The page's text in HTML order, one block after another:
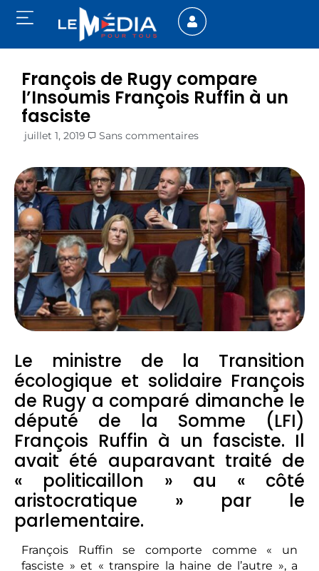
François de Rugy compare
l’Insoumis François Ruffin à un
fasciste
juillet 1, 2019 Sans commentaires
Le ministre de la Transition
écologique et solidaire François
de Rugy a comparé dimanche le
député de la Somme (LFI)
François Ruffin à un fasciste. Il
avait été auparavant traité de
« politicaillon » au « côté
aristocratique » par le
parlementaire.
François Ruffin se comporte comme « un
fasciste » et « transpire la haine de l’autre », a